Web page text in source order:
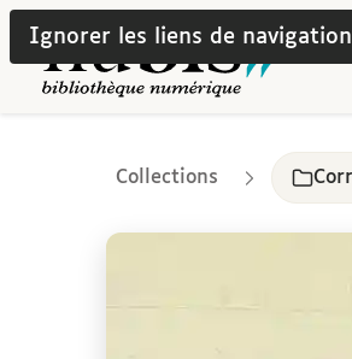
Ignorer les liens de navigation
Collections